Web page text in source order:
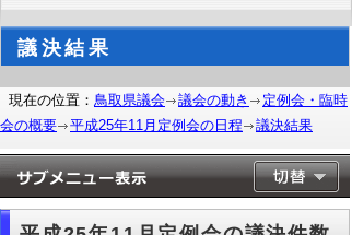
議決結果
現在の位置： 鳥取県議会 議会の動き
定例会・臨時
会の概要
平成25年11月定例会の日程 議決結果